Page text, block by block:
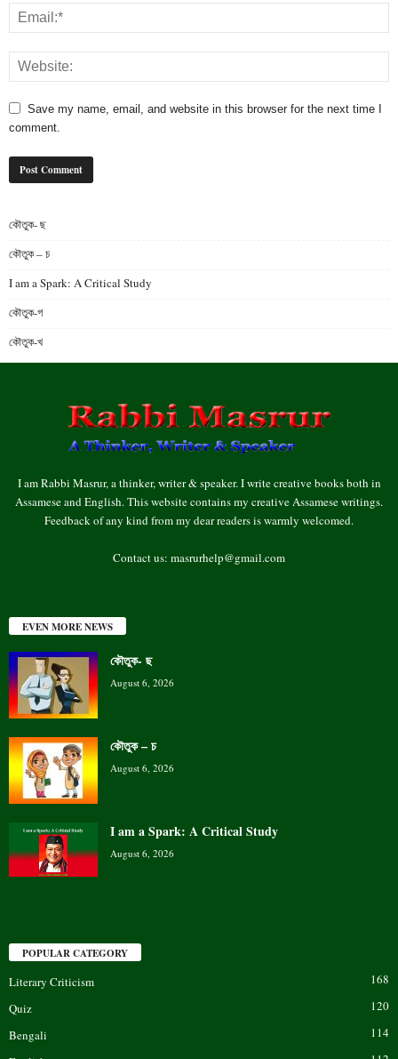
Save my name, email, and website in this browser for the next time I
comment.
কৌতুক- ছ
কৌতুক – চ
I am a Spark: A Critical Study
কৌতুক-গ
কৌতুক-খ
I am Rabbi Masrur, a thinker, writer & speaker. I write creative books both in
Assamese and English. This website contains my creative Assamese writings.
Feedback of any kind from my dear readers is warmly welcomed.
Contact us: masrurhelp@gmail.com
EVEN MORE NEWS
কৌতুক- ছ
August 6, 2026
কৌতুক – চ
August 6, 2026
I am a Spark: A Critical Study
August 6, 2026
POPULAR CATEGORY
Literary Criticism
168
Quiz
120
Bengali
114